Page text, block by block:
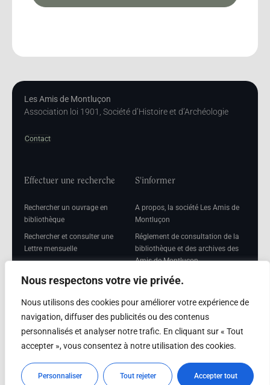
Nous respectons votre vie privée.
Nous utilisons des cookies pour améliorer votre expérience de
navigation, diffuser des publicités ou des contenus
personnalisés et analyser notre trafic. En cliquant sur « Tout
accepter », vous consentez à notre utilisation des cookies.
Personnaliser Tout rejeter Accepter tout
Les Amis de Montluçon
Association loi 1901, Société d’Histoire et d’Archéologie
Contact
Effectuer une recherche
Rechercher un ouvrage en
bibliothèque
Rechercher et consulter une
Lettre mensuelle
mensuelle
S'informer
A propos, la société Les Amis de
Montluçon
Réglement de consultation de la
bibliothèque et des archives des
Amis de Montluçon
Mentions légales
Adhérer